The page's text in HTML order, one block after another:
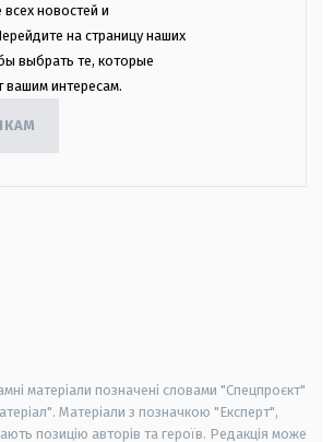
всех новостей и
на страницу наших
выбрать те, которые
вашим интересам.
матеріали позначені словами "Спецпроєкт"
Матеріали з позначкою "Експерт",
позицію авторів та героїв. Редакція може